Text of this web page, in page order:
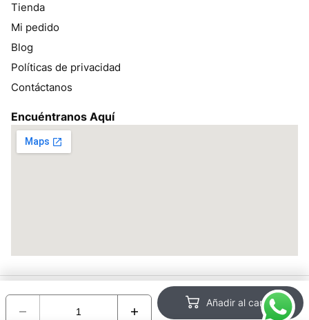
Añadir al carrito
Tienda
Mi pedido
Blog
Políticas de privacidad
Contáctanos
Encuéntranos Aquí
Todos los derechos reservados bracsan.pe ©2026 – Desarrollado
por:
Encotel